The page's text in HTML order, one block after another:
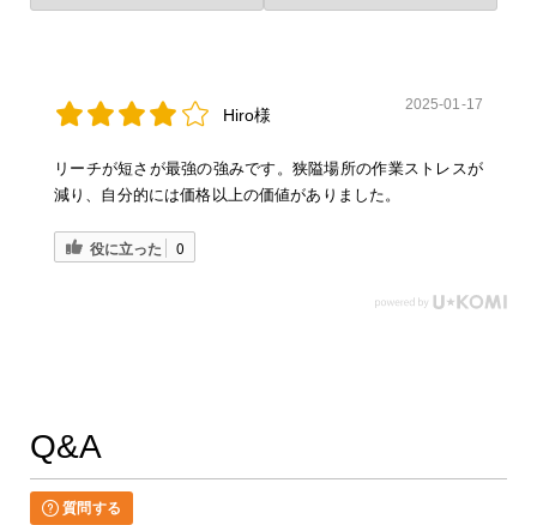
Hiro様
2025-01-17
リーチが短さが最強の強みです。狭隘場所の作業ストレスが
減り、自分的には価格以上の価値がありました。
役に立った 0
Q&A
質問する